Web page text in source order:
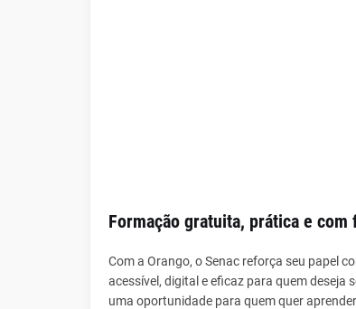
Formação gratuita, prática e com
Com a Orango, o Senac reforça seu papel
acessível, digital e eficaz para quem
uma oportunidade para quem quer